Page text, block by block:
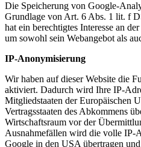
Die Speicherung von Google-
Grundlage von Art. 6 Abs. 1 lit. f
hat ein berechtigtes Interesse an
um sowohl sein Webangebot als
IP-Anonymisierung
Wir haben auf dieser Website die
aktiviert. Dadurch wird Ihre IP-
Mitgliedstaaten der Europäischen
Vertragsstaaten des Abkommens
Wirtschaftsraum vor der
Ausnahmefällen wird die volle IP-
Google in den USA übertragen